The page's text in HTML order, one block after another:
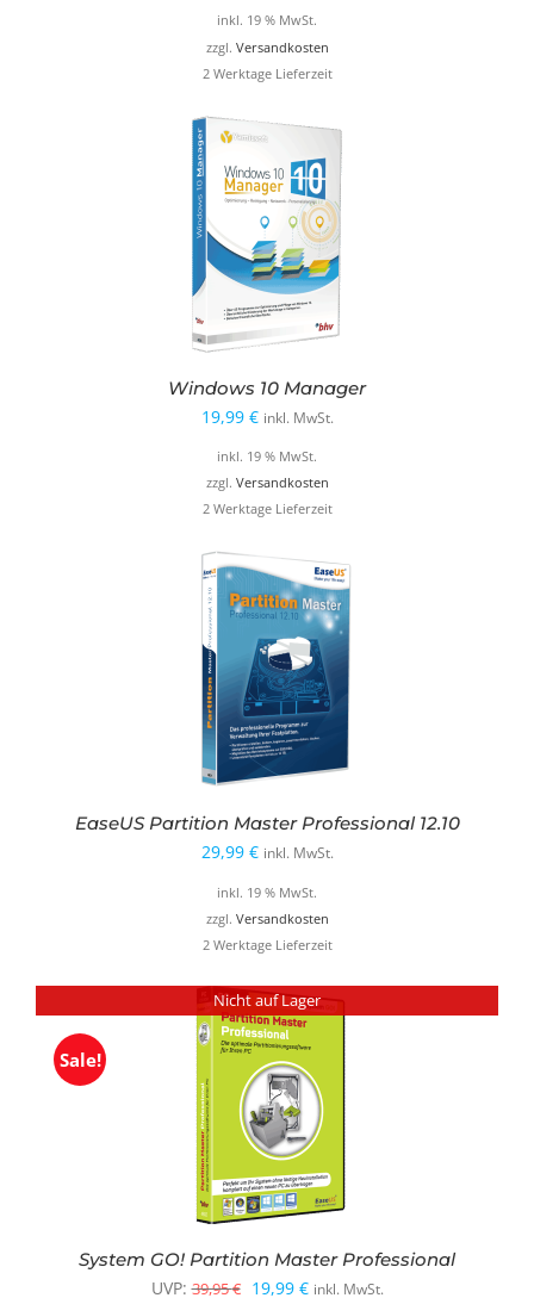
Preis
war:
29,99 €
Preis
ist:
14,99 €.
inkl. 19 % MwSt.
zzgl. Versandkosten
2 Werktage Lieferzeit
Windows 10 Manager
19,99 € inkl. MwSt.
inkl. 19 % MwSt.
zzgl. Versandkosten
2 Werktage Lieferzeit
EaseUS Partition Master Professional 12.10
29,99 € inkl. MwSt.
inkl. 19 % MwSt.
zzgl. Versandkosten
2 Werktage Lieferzeit
Nicht auf Lager
Sale!
System GO! Partition Master Professional
UVP: 39,95€ Ursprünglicher
19,99 €Aktueller
inkl. MwSt.